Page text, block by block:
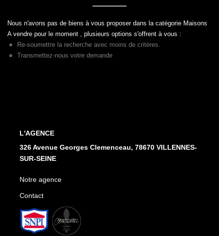
BIENS VENDUS
CONTACT
Budget max Plus de critères
Nous n'avons pas de biens à vous proposer dans la catégorie Maisons
A vendre pour le moment , plusieurs options s'offrent à vous :
Re-soumettre la recherche avec moins de critères.
Transmettez-nous votre demande
L'AGENCE
326 Avenue Georges Clemenceau, 78670 VILLENNES-
SUR-SEINE
Notre agence
Contact